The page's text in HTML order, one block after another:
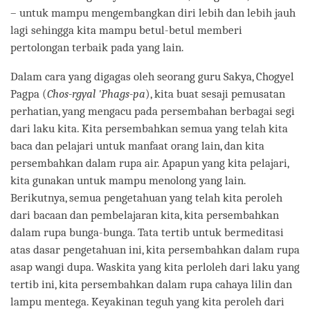
– untuk mampu mengembangkan diri lebih dan lebih jauh
lagi sehingga kita mampu betul-betul memberi
pertolongan terbaik pada yang lain.
Dalam cara yang digagas oleh seorang guru Sakya, Chogyel
Pagpa (Chos-rgyal 'Phags-pa), kita buat sesaji pemusatan
perhatian, yang mengacu pada persembahan berbagai segi
dari laku kita. Kita persembahkan semua yang telah kita
baca dan pelajari untuk manfaat orang lain, dan kita
persembahkan dalam rupa air. Apapun yang kita pelajari,
kita gunakan untuk mampu menolong yang lain.
Berikutnya, semua pengetahuan yang telah kita peroleh
dari bacaan dan pembelajaran kita, kita persembahkan
dalam rupa bunga-bunga. Tata tertib untuk bermeditasi
atas dasar pengetahuan ini, kita persembahkan dalam rupa
asap wangi dupa. Waskita yang kita perloleh dari laku yang
tertib ini, kita persembahkan dalam rupa cahaya lilin dan
lampu mentega. Keyakinan teguh yang kita peroleh dari